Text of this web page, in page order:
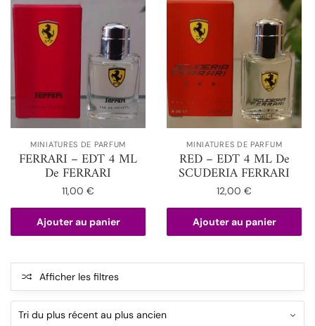
MINIATURES DE PARFUM
FERRARI – EDT 4 ML
De FERRARI
11,00€
Ajouter au panier
MINIATURES DE PARFUM
RED – EDT 4 ML De
SCUDERIA FERRARI
12,00€
Ajouter au panier
Afficher les filtres